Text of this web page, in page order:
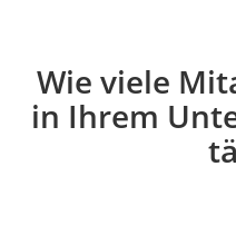
Wie viele
in Ihrem